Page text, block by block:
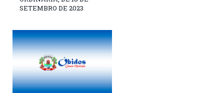
SETEMBRO DE 2023